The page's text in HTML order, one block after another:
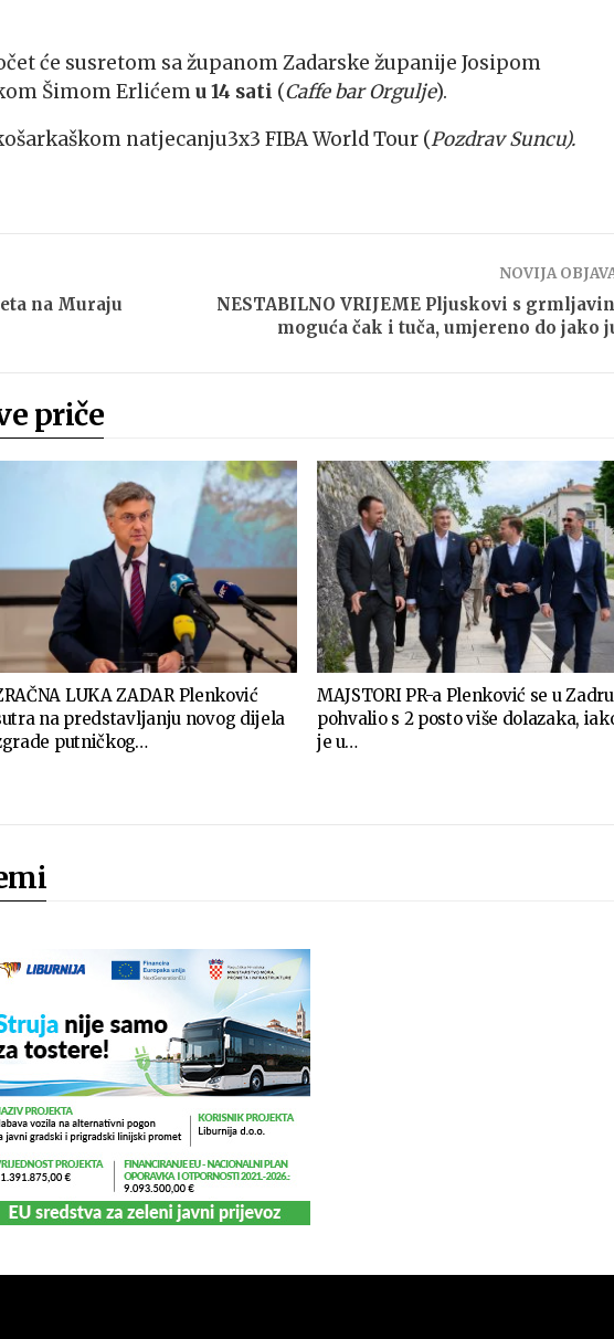
će susretom sa županom Zadarske županije Josipom
Šimom Erlićemu 14 sati (Caffe bar Orgulje).
natjecanju3x3 FIBA World Tour (Pozdrav Suncu).
na Muraju
NOVIJA
NESTABILNO VRIJEME Pljuskovi s
moguća čak i tuča, umjereno do jako
priče
LUKA ZADAR Plenković
na predstavljanju novog dijela
putničkog…
MAJSTORI PR-a Plenković se u Zadru
pohvalio s 2 posto više dolazaka,
je u…